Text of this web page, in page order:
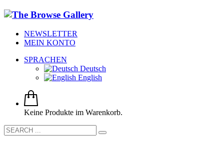
NEWSLETTER
MEIN KONTO
SPRACHEN
Deutsch
English
Keine Produkte im Warenkorb.